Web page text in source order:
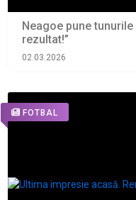
Neagoe pune
rezultat!”
02.03.2026
FOTBAL